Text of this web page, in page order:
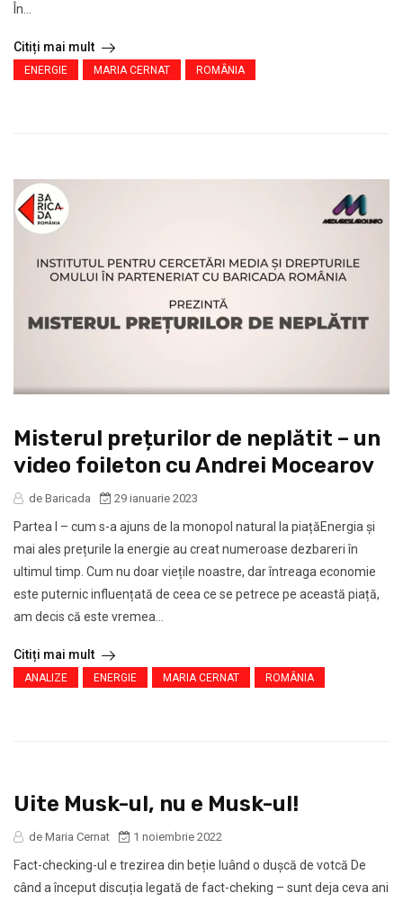
În...
Citiți mai mult
ENERGIE MARIA CERNAT ROMÂNIA
Misterul prețurilor de neplătit – un
video foileton cu Andrei Mocearov
de Baricada 29 ianuarie 2023
Partea I – cum s-a ajuns de la monopol natural la piațăEnergia și
mai ales prețurile la energie au creat numeroase dezbareri în
ultimul timp. Cum nu doar viețile noastre, dar întreaga economie
este puternic influențată de ceea ce se petrece pe această piață,
am decis că este vremea...
Citiți mai mult
ANALIZE ENERGIE MARIA CERNAT ROMÂNIA
Uite Musk-ul, nu e Musk-ul!
de Maria Cernat 1 noiembrie 2022
Fact-checking-ul e trezirea din beție luând o dușcă de votcă De
când a început discuția legată de fact-cheking – sunt deja ceva ani